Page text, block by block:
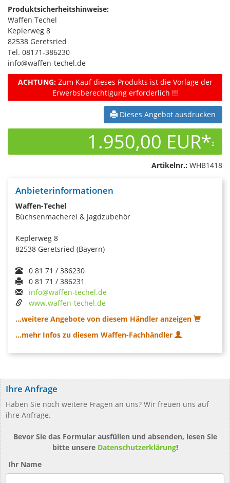
Produktsicherheitshinweise:
Waffen Techel
Keplerweg 8
82538 Geretsried
Tel. 08171-386230
info@waffen-techel.de
ACHTUNG:Zum Kauf dieses Produkts ist die Vorlage der
Erwerbsberechtigung erforderlich !!!
Dieses Angebot ausdrucken
1.950,00 EUR*2
Artikelnr.: WHB1418
Anbieterinformationen
Waffen-Techel
Büchsenmacherei & Jagdzubehör
Keplerweg 8
82538 Geretsried (Bayern)
0 81 71 / 386230
0 81 71 / 386231
info@waffen-techel.de
www.waffen-techel.de
...weitere Angebote von diesem Händler anzeigen
...mehr Infos zu diesem Waffen-Fachhändler
Ihre Anfrage
Haben Sie noch weitere Fragen an uns? Wir freuen uns auf
ihre Anfrage.
Bevor Sie das Formular ausfüllen und absenden, lesen Sie
bitte unsere Datenschutzerklärung!
Ihr Name